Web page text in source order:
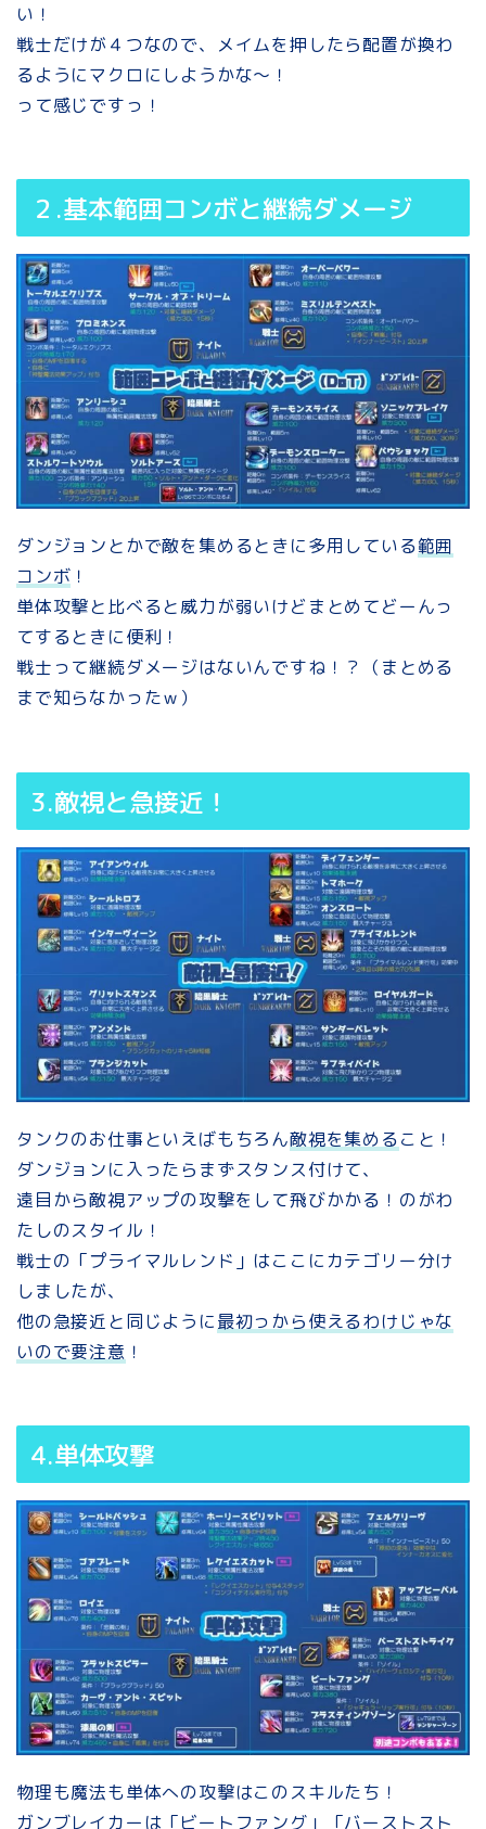
い！
戦士だけが４つなので、メイムを押したら配置が換わ
るようにマクロにしようかな～！
って感じですっ！
２.基本範囲コンボと継続ダメージ
ダンジョンとかで敵を集めるときに多用している範囲
コンボ ！
単体攻撃と比べると威力が弱いけどまとめてどーんっ
てするときに便利！
戦士って継続ダメージはないんですね！？（まとめる
まで知らなかったｗ）
3.敵視と急接近！
タンクのお仕事といえばもちろん敵視を集めること！
ダンジョンに入ったらまずスタンス付けて、
遠目から敵視アップの攻撃をして飛びかかる！のがわ
たしのスタイル！
戦士の「プライマルレンド」はここにカテゴリー分け
しましたが、
他の急接近と同じように最初っから使えるわけじゃな
いので要注意 ！
4.単体攻撃
物理も魔法も単体への攻撃はこのスキルたち！
ガンブレイカーは 「ビートファング」「バーストスト